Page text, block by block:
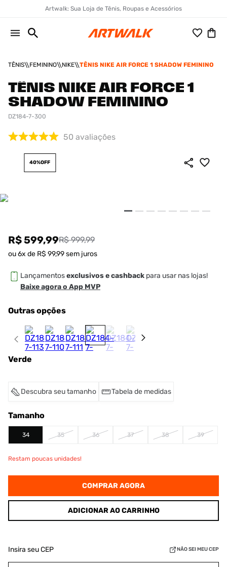
Artwalk: Sua Loja de Tênis, Roupas e Acessórios
TÊNIS FEMININO NIKE TÊNIS NIKE AIR FORCE 1 SHADOW FEMININO
TÊNIS NIKE AIR FORCE 1
SHADOW FEMININO
DZ184-7-300
50 avaliações
40%OFF
R$ 599,99R$ 999,99
ou6x de R$ 99,99sem juros
Lançamentosexclusivos e cashback para usar nas lojas!
Baixe agora o App MVP
Outras opções
Verde
Descubra seu tamanho Tabela de medidas
Tamanho
34 35 36 37 38 39
Restam poucas unidades!
COMPRAR AGORA
ADICIONAR AO CARRINHO
Insira seu CEP NÃO SEI MEU CEP